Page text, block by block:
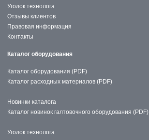
Уголок технолога
Отзывы клиентов
Правовая информация
Контакты
Каталог оборудования
Каталог оборудования (PDF)
Каталог расходных материалов (PDF)
Новинки каталога
Каталог новинок галтовочного оборудования (PDF)
Уголок технолога